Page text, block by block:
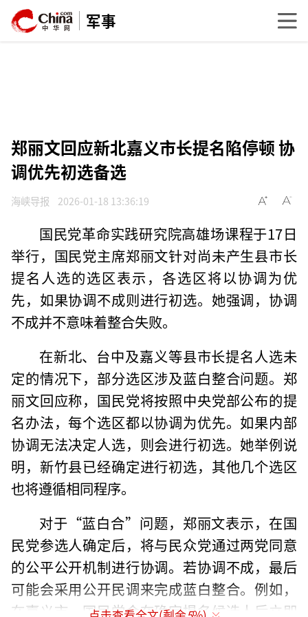
军事
郑丽文回应新北嘉义市长提名陷停顿 协
调优先初选备选
海峡导报 2026-01-18 13:36:19
国民党革命实践研究院高雄场课程于17日
举行，国民党主席郑丽文针对尚未产生县市长
提名人选的选区表示，各选区将以协调为优
先，如果协调不成则进行初选。她强调，协调
不成并不意味着整合失败。
在新北、台中及嘉义等县市长提名人选未
定的情况下，部分选区涉及蓝白整合问题。郑
丽文回应称，国民党将按照中央党部公布的提
名办法，每个选区都以协调为优先。如果内部
协调无法决定人选，则会进行初选。她举例说
明，新竹县已经确定进行初选，其他几个选区
也将遵循相同程序。
对于“蓝白合”问题，郑丽文表示，在国
民党参选人确定后，将与民众党通过两党同意
的公平公开机制进行协调。若协调不成，最后
可能会采用公开民调来完成蓝白整合。例如，
在嘉义市，国民党会在确定提名候选人后立即